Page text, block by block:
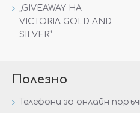
„GIVEAWAY НА
VICTORIA GOLD AND
SILVER“
Полезно
Телефони за онлайн